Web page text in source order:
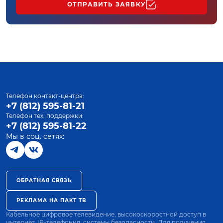
ОТПРАВИТЬ ЗАЯВКУ
Телефон контакт-центра:
+7 (812) 595-81-21
Телефон тех. поддержки:
+7 (812) 595-81-22
Мы в соц. сетях:
ОБРАТНАЯ СВЯЗЬ
РЕКЛАМА НА ПАКТ ТВ
Кабельное цифровое телевидение, высокоскоростной доступ в